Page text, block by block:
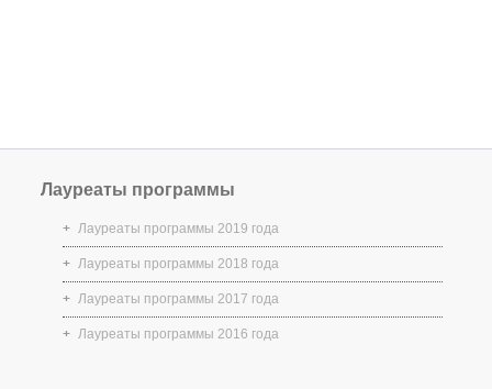
Лауреаты программы
Лауреаты программы 2019 года
Лауреаты программы 2018 года
Лауреаты программы 2017 года
Лауреаты программы 2016 года